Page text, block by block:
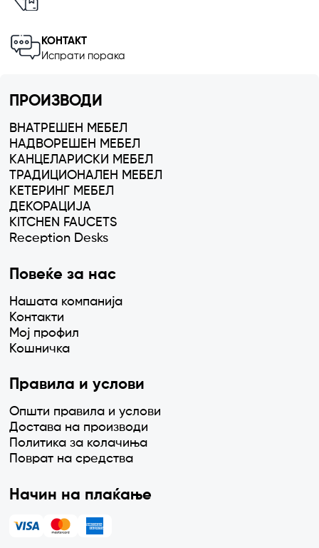
КОНТАКТ
Испрати порака
ПРОИЗВОДИ
ВНАТРЕШЕН МЕБЕЛ
НАДВОРЕШЕН МЕБЕЛ
КАНЦЕЛАРИСКИ МЕБЕЛ
ТРАДИЦИОНАЛЕН МЕБЕЛ
КЕТЕРИНГ МЕБЕЛ
ДЕКОРАЦИЈА
KITCHEN FAUCETS
Reception Desks
Повеќе за нас
Нашата компанија
Контакти
Мој профил
Кошничка
Правила и услови
Општи правила и услови
Достава на производи
Политика за колачиња
Поврат на средства
Начин на плаќање